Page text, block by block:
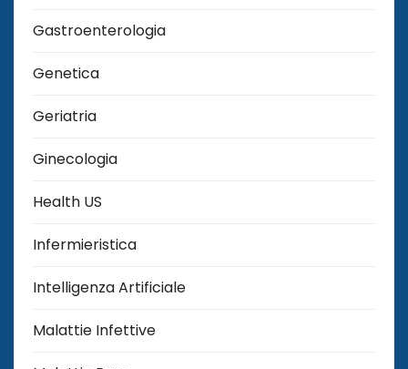
Gastroenterologia
Genetica
Geriatria
Ginecologia
Health US
Infermieristica
Intelligenza Artificiale
Malattie Infettive